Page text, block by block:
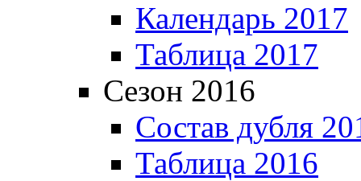
Календарь 2017
Таблица 2017
Сезон 2016
Состав дубля
Таблица 2016